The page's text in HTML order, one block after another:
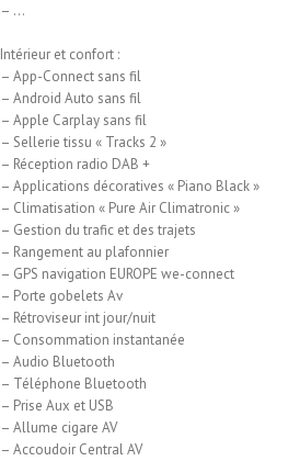
– …
Intérieur et confort :
– App-Connect sans fil
– Android Auto sans fil
– Apple Carplay sans fil
– Sellerie tissu « Tracks 2 »
– Réception radio DAB +
– Applications décoratives « Piano Black »
– Climatisation « Pure Air Climatronic »
– Gestion du trafic et des trajets
– Rangement au plafonnier
– GPS navigation EUROPE we-connect
– Porte gobelets Av
– Rétroviseur int jour/nuit
– Consommation instantanée
– Audio Bluetooth
– Téléphone Bluetooth
– Prise Aux et USB
– Allume cigare AV
– Accoudoir Central AV